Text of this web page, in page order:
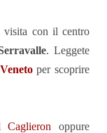
visita con il centro
. Leggete
per scoprire
Caglieron oppure